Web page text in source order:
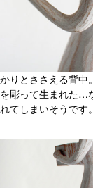
りとささえる背中
彫って生まれた…
てしまいそうです。